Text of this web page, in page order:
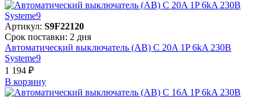
Артикул: S9F22120
Срок поставки: 2 дня
Автоматический выключатель (АВ) C 20A 1P 6kA 230В
Systeme9
1 194 ₽
В корзинy